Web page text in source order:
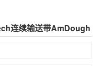
连续输送带AmDough